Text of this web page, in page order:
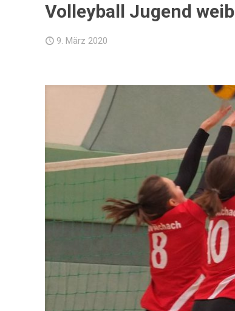
Volleyball Jugend
9. März 2020